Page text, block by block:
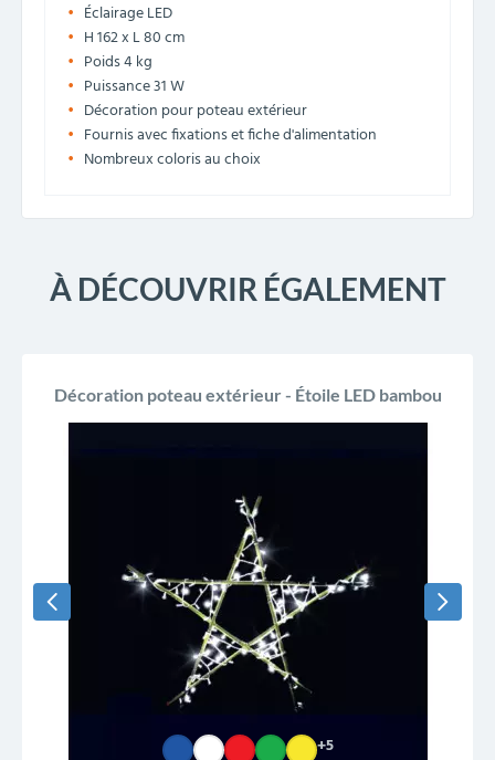
Éclairage LED
H 162 x L 80 cm
Poids 4 kg
Puissance 31 W
Décoration pour poteau extérieur
Fournis avec fixations et fiche d'alimentation
Nombreux coloris au choix
À DÉCOUVRIR ÉGALEMENT
Décoration poteau extérieur - Étoile LED bambou
+5